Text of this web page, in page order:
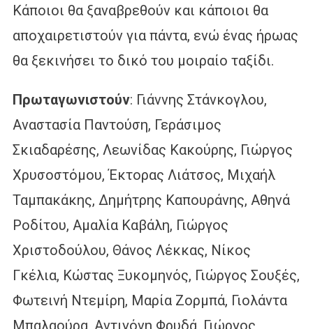
Κάποιοι θα ξαναβρεθούν και κάποιοι θα
αποχαιρετιστούν για πάντα, ενώ ένας ήρωας
θα ξεκινήσει το δικό του μοιραίο ταξίδι.
Πρωταγωνιστούν: Γιάννης Στάνκογλου,
Αναστασία Παντούση, Γεράσιμος
Σκιαδαρέσης, Λεωνίδας Κακούρης, Γιώργος
Χρυσοστόμου, Έκτορας Λιάτσος, Μιχαήλ
Ταμπακάκης, Δημήτρης Καπουράνης, Αθηνά
Ροδίτου, Αμαλία Καβάλη, Γιώργος
Χριστοδούλου, Θάνος Λέκκας, Νίκος
Γκέλια, Κώστας Ξυκομηνός, Γιώργος Σουξές,
Φωτεινή Ντεμίρη, Μαρία Ζορμπά, Γιολάντα
Μπαλαούρα, Αντιγόνη Φρυδά, Γιώργος